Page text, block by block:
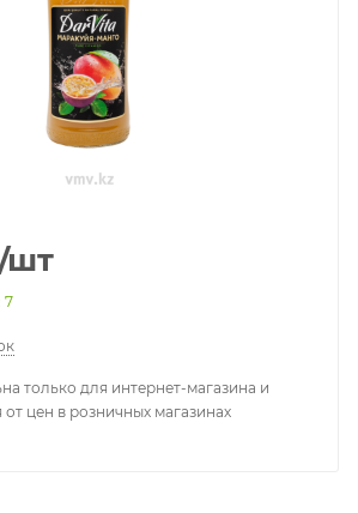
шт
7
только для интернет-магазина и
цен в розничных магазинах